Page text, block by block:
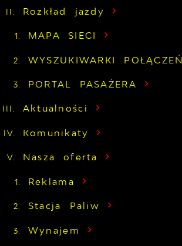
Rozkład jazdy
MAPA SIECI
WYSZUKIWARKI POŁĄCZEŃ
PORTAL PASAŻERA
Aktualności
Komunikaty
Nasza oferta
Reklama
Stacja Paliw
Wynajem